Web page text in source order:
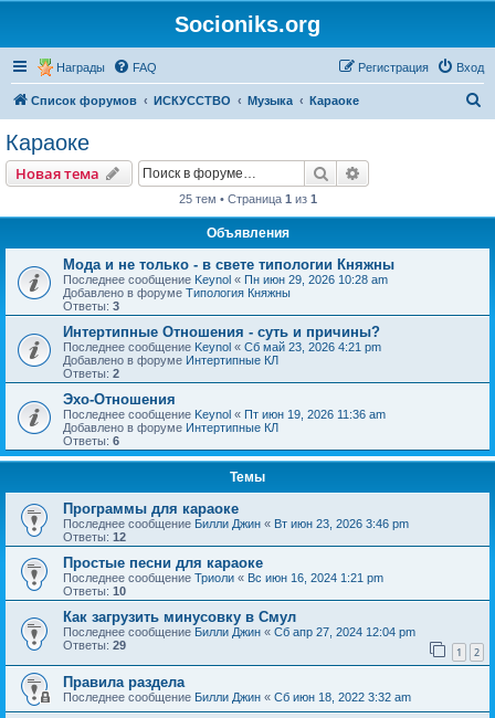
Socioniks.org
Награды FAQ Вход
Регистрация
Список форумов ИСКУССТВО Музыка Караоке
Караоке
Новая тема Поиск
25 тем • Страница 1 из 1
Объявления
Мода и не только - в свете типологии Княжны
Последнее сообщение Keynol « Пн июн 29, 2026 10:28 am
Добавлено в форуме Типология Княжны
Ответы: 3
Интертипные Отношения - суть и причины?
Последнее сообщение Keynol « Сб май 23, 2026 4:21 pm
Добавлено в форуме Интертипные КЛ
Ответы: 2
Эхо-Отношения
Последнее сообщение Keynol « Пт июн 19, 2026 11:36 am
Добавлено в форуме Интертипные КЛ
Ответы: 6
Темы
Программы для караоке
Последнее сообщение Билли Джин « Вт июн 23, 2026 3:46 pm
Ответы: 12
Простые песни для караоке
Последнее сообщение Триоли « Вс июн 16, 2024 1:21 pm
Ответы: 10
Как загрузить минусовку в Смул
Последнее сообщение Билли Джин « Сб апр 27, 2024 12:04 pm
Ответы: 29 1 2
Правила раздела
Последнее сообщение Билли Джин « Сб июн 18, 2022 3:32 am